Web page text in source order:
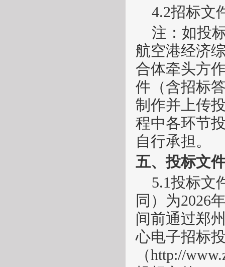
4.2招标文
注：如投
航空港经济
合体牵头方
件（含招标
制作并上传
程中各环节
自行承担。
五、投标文
5.1投标文
同）为2026
间前通过郑
心电子招标
（http://